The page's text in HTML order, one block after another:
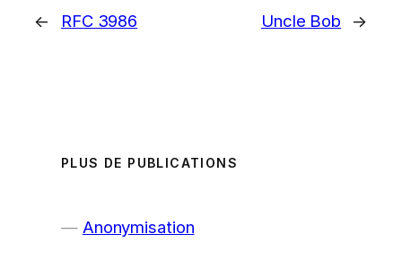
← RFC 3986 Uncle Bob →
PLUS DE PUBLICATIONS
Anonymisation